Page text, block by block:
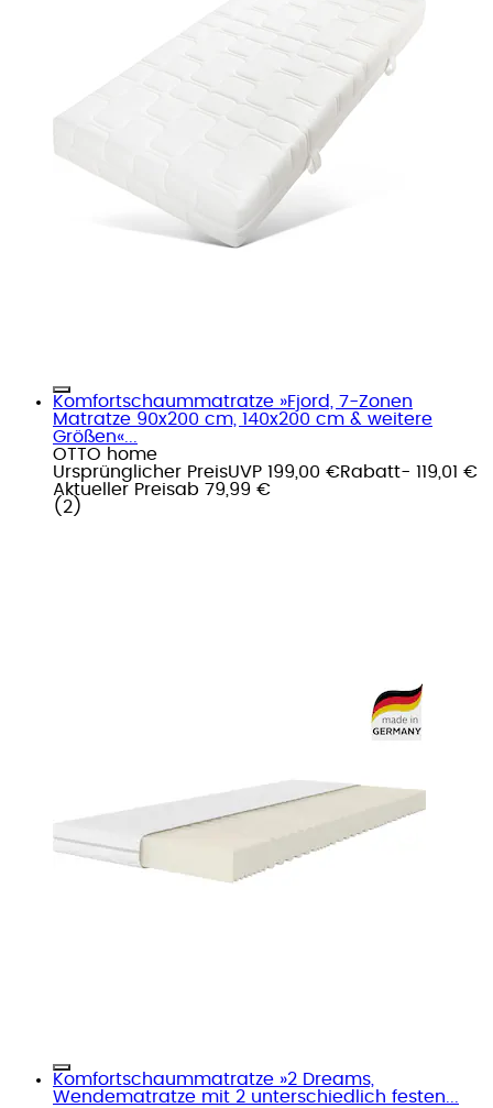
Komfortschaummatratze »Fjord, 7-Zonen
Matratze 90x200 cm, 140x200 cm & weitere
Größen«...
OTTO home
Ursprünglicher PreisUVP 199,00 €Rabatt- 119,01 €
Aktueller Preisab 79,99 €
( 2 )
Komfortschaummatratze »2 Dreams,
Wendematratze mit 2 unterschiedlich festen...